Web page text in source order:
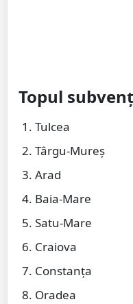
Topul
Tulcea
Târgu-Mureș
Arad
Baia-Mare
Satu-Mare
Craiova
Constanța
Oradea